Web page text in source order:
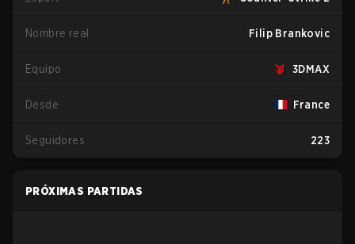
Nombre real Filip Brankovic
Equipo 3DMAX
Desde France
Seguidores 223
PRÓXIMAS PARTIDAS